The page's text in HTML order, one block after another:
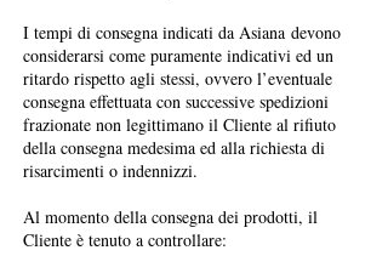
I tempi di consegna indicati da Asiana devono
considerarsi come puramente indicativi ed un
ritardo rispetto agli stessi, ovvero l’eventuale
consegna effettuata con successive spedizioni
frazionate non legittimano il Cliente al rifiuto
della consegna medesima ed alla richiesta di
risarcimenti o indennizzi.
Al momento della consegna dei prodotti, il
Cliente è tenuto a controllare: